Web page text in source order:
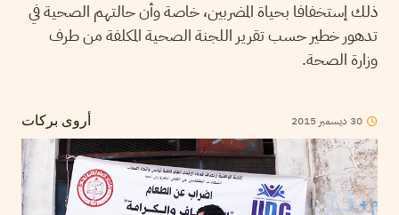
ذلك إستخفافا بحياة المضربين، خاصة وأن حالتهم الصحية في
تدهور خطير حسب تقرير اللجنة الصحية المكلفة من طرف
وزارة الصحة.
أروى بركات 30 ديسمبر 2015